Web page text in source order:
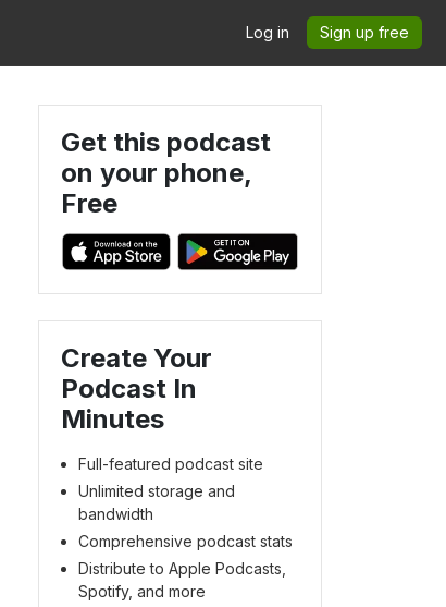
Log in Sign up free
Get this podcast
on your phone,
Free
Create Your
Podcast In
Minutes
Full-featured podcast site
Unlimited storage and
bandwidth
Comprehensive podcast stats
Distribute to Apple Podcasts,
Spotify, and more